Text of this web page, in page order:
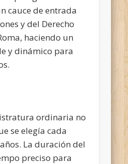
cauce de entrada
y del Derecho
haciendo un
y dinámico para
ordinaria no
se elegía cada
La duración del
preciso para